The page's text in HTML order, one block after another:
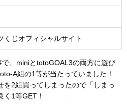
くじオフィシャルサイト
、miniとtotoGOAL3の両方に遊び
A組の1等が当たっていました！
を2組買ってしまったので「しまっ
く1等GET！